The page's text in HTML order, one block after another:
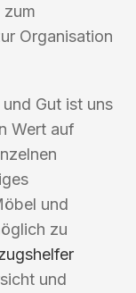
zum
Organisation
Gut ist uns
Wert auf
und
zu
und